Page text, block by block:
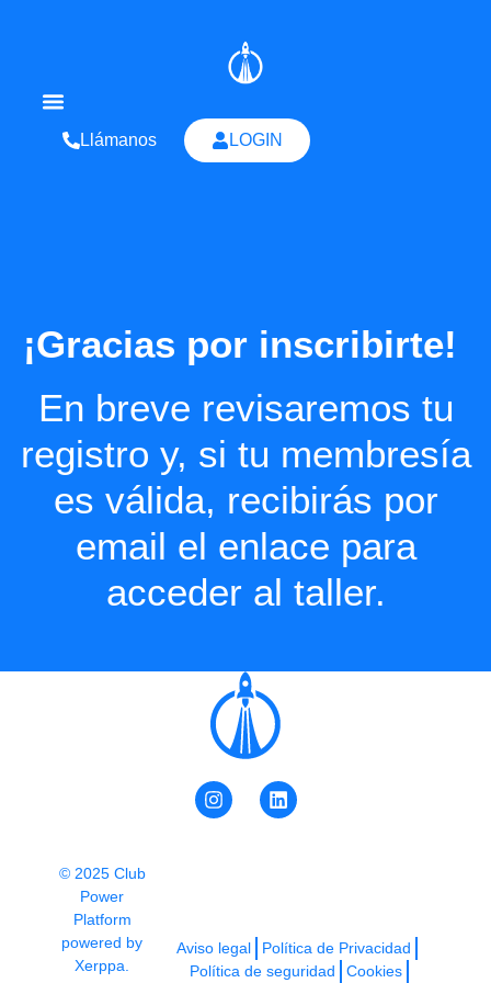
Llámanos LOGIN
¡Gracias por inscribirte!
En breve revisaremos tu
registro y, si tu membresía
es válida, recibirás por
email el enlace para
acceder al taller.
© 2025 Club
Power
Platform
powered by
Xerppa.
Aviso legal
Política de Privacidad
Política de seguridad
Cookies